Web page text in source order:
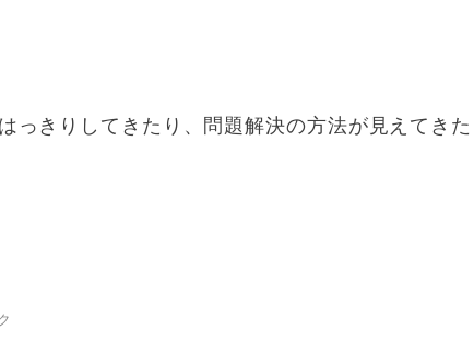
っきりしてきたり、問題解決の方法が見えてきた